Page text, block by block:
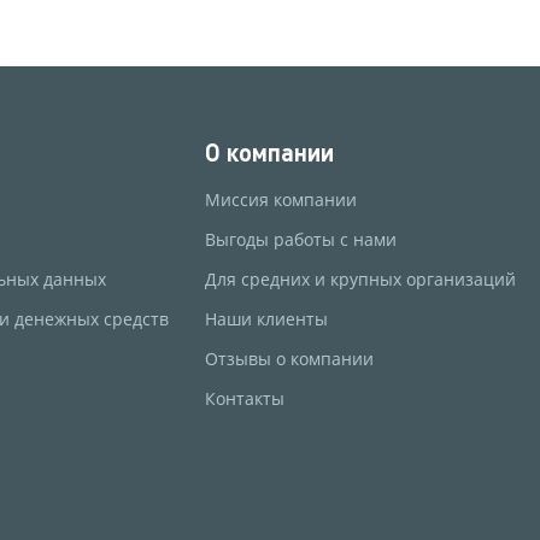
данных
денежных средств
О компании
Миссия компании
Выгоды работы с нами
Для средних и крупных организаций
Наши клиенты
Отзывы о компании
Контакты